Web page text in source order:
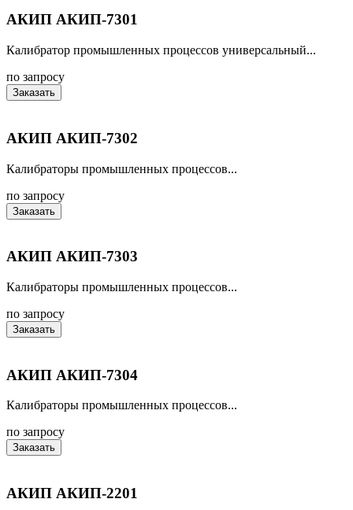
АКИП АКИП-7301
Калибратор промышленных процессов универсальный...
по запросу
Заказать
АКИП АКИП-7302
Калибраторы промышленных процессов...
по запросу
Заказать
АКИП АКИП-7303
Калибраторы промышленных процессов...
по запросу
Заказать
АКИП АКИП-7304
Калибраторы промышленных процессов...
по запросу
Заказать
АКИП АКИП-2201